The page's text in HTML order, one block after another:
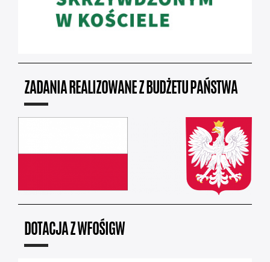
ZADANIA REALIZOWANE Z BUDŻETU PAŃSTWA
DOTACJA Z WFOŚIGW